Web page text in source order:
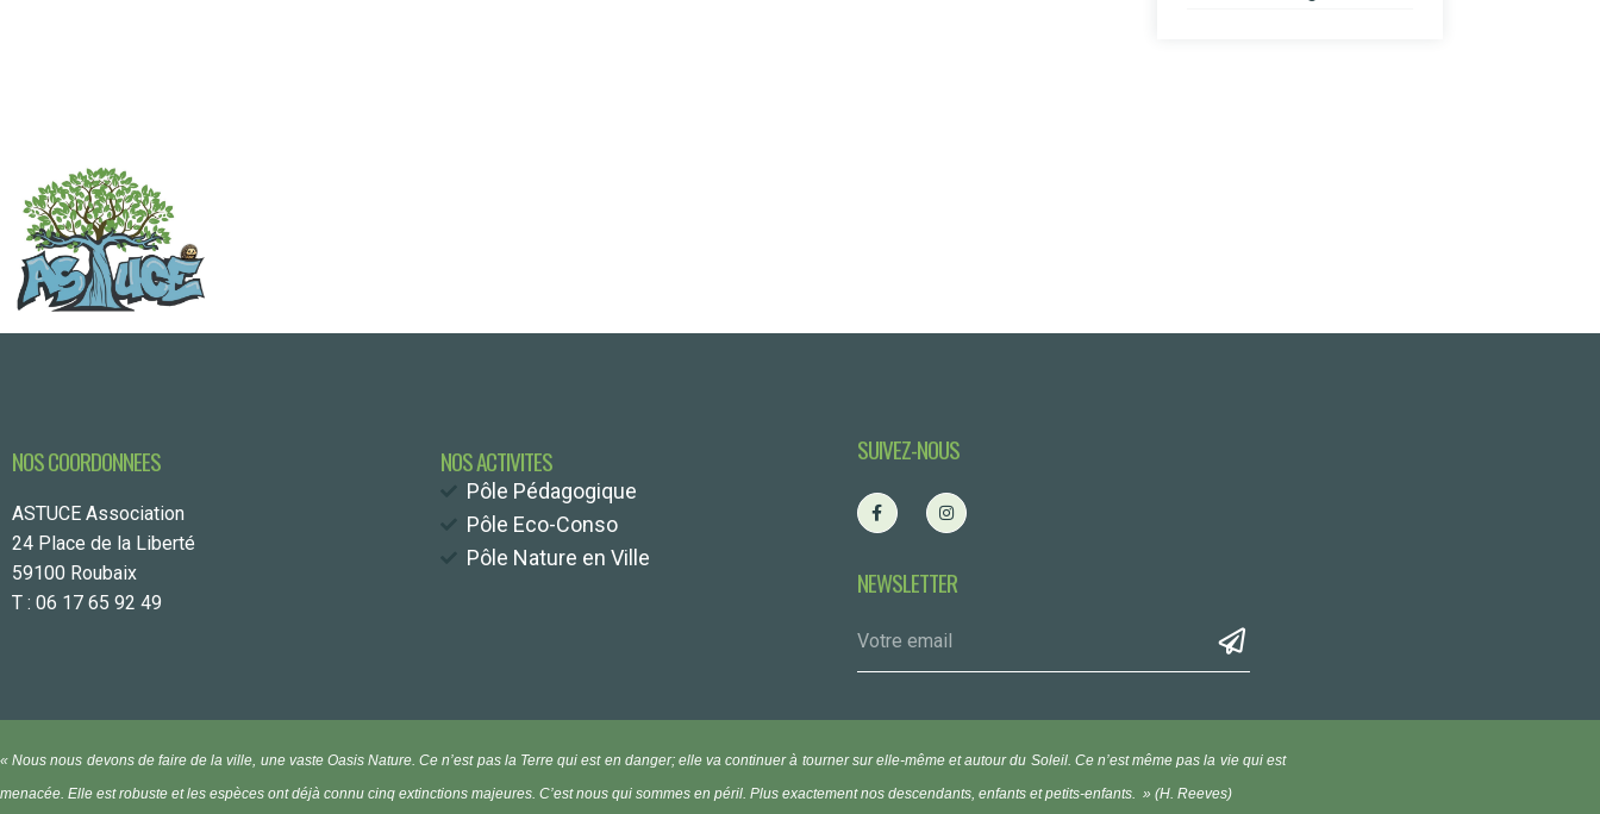
NOS COORDONNEES
ASTUCE Association
24 Place de la Liberté
59100 Roubaix
T : 06 17 65 92 49
NOS ACTIVITES
Pôle Pédagogique
Pôle Eco-Conso
Pôle Nature en Ville
SUIVEZ-NOUS
NEWSLETTER
« Nous nous devons de faire de la ville, une vaste Oasis Nature. Ce n’est pas la Terre qui est en danger; elle va continuer à tourner sur elle-même et autour du Soleil. Ce n’est même pas la vie qui est
menacée. Elle est robuste et les espèces ont déjà connu cinq extinctions majeures. C’est nous qui sommes en péril. Plus exactement nos descendants, enfants et petits-enfants. » (H. Reeves)